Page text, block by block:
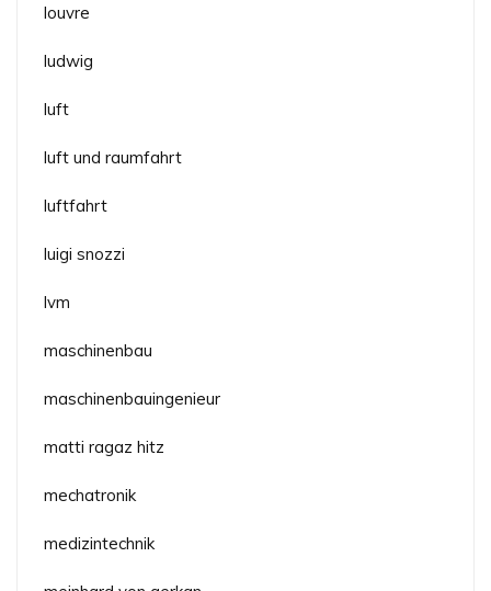
louvre
ludwig
luft
luft und raumfahrt
luftfahrt
luigi snozzi
lvm
maschinenbau
maschinenbauingenieur
matti ragaz hitz
mechatronik
medizintechnik